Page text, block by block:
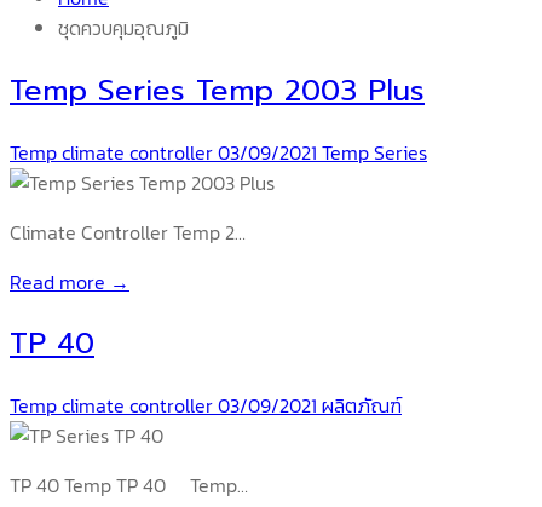
ชุดควบคุมอุณภูมิ
Temp Series Temp 2003 Plus
Temp climate controller03/09/2021 Temp Series
Climate Controller Temp 2…
Read more →
TP 40
Temp climate controller03/09/2021 ผลิตภัณฑ์
TP 40 Temp TP 40 Temp…